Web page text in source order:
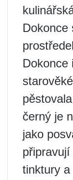
Dokonce
Dokonce
černý je
jako
tinktury